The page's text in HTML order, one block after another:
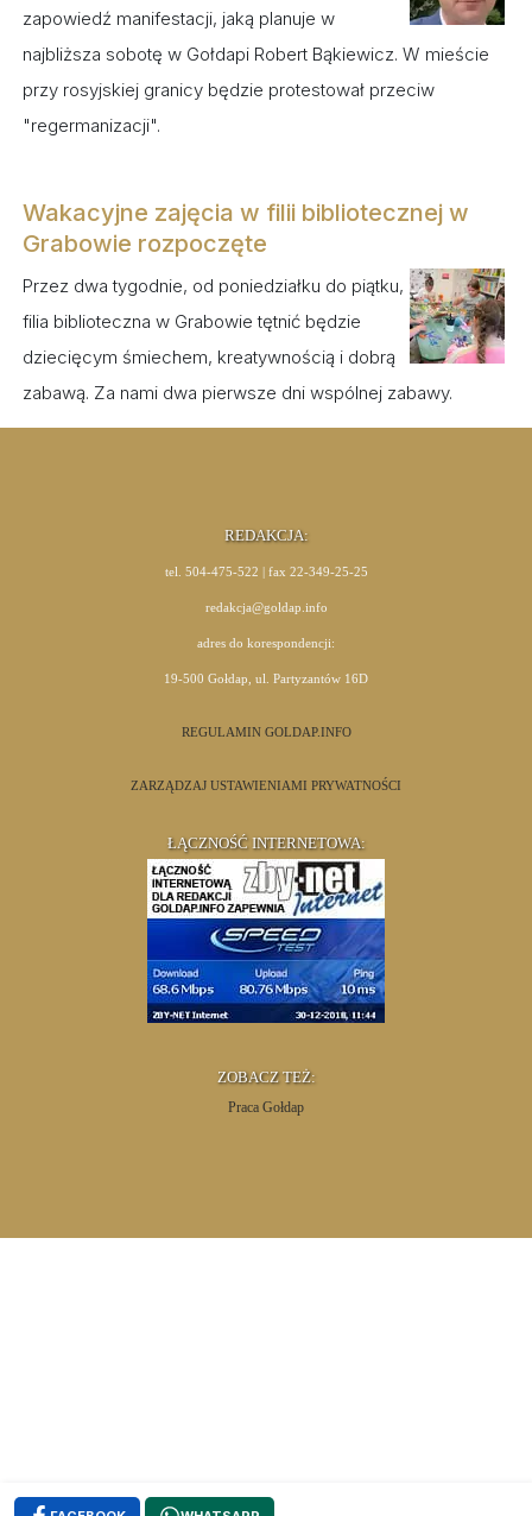
zapowiedź manifestacji, jaką planuje w
najbliższa sobotę w Gołdapi Robert Bąkiewicz. W mieście
przy rosyjskiej granicy będzie protestował przeciw
"regermanizacji".
Wakacyjne zajęcia w filii bibliotecznej w
Grabowie rozpoczęte
Przez dwa tygodnie, od poniedziałku do piątku,
filia biblioteczna w Grabowie tętnić będzie
dziecięcym śmiechem, kreatywnością i dobrą
zabawą. Za nami dwa pierwsze dni wspólnej zabawy.
REDAKCJA:
tel. 504-475-522 | fax 22-349-25-25
redakcja@goldap.info
adres do korespondencji:
19-500 Gołdap, ul. Partyzantów 16D
REGULAMIN GOLDAP.INFO
ZARZĄDZAJ USTAWIENIAMI PRYWATNOŚCI
ŁĄCZNOŚĆ INTERNETOWA:
ZOBACZ TEŻ:
Praca Gołdap